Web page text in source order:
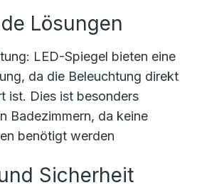
Lösungen
LED-Spiegel bieten eine
da die Beleuchtung direkt
ist. Dies ist besonders
Badezimmern, da keine
benötigt werden
Sicherheit